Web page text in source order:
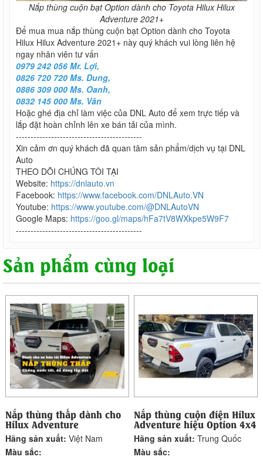
Nắp thùng cuộn bạt Option dành cho Toyota Hilux Hilux
Adventure 2021+
Để mua mua nắp thùng cuộn bạt Option dành cho Toyota
Hilux Hilux Adventure 2021+ này quý khách vui lòng liên hệ
ngay nhân viên tư vấn
0979 242 056 Mr. Lợi,
0826 720 720 Ms. Dung,
0886 309 000 Ms. Oanh,
0832 145 000 Ms. Vân
Hoặc ghé địa chỉ làm việc của DNL Auto để xem trực tiếp và
lắp đặt hoàn chỉnh lên xe bán tải của mình.
-------------------------------------------
Xin cảm ơn quý khách đã quan tâm sản phẩm/dịch vụ tại DNL
Auto
THEO DÕI CHÚNG TÔI TẠI
Website: https://dnlauto.vn
Facebook: https://www.facebook.com/DNLAuto.VN
Youtube: https://www.youtube.com/@DNLAutoVN
Google Maps: https://goo.gl/maps/hFa7tV8WXkpe5W9F7
-------------------------------------------
Sản phẩm cùng loại
Nắp thùng thấp dành cho
Hilux Adventure
Hãng sản xuất:Việt Nam
Màu sắc:
Nắp thùng cuộn điện Hilux
Adventure hiệu Option 4x4
Hãng sản xuất:Trung Quốc
Màu sắc: